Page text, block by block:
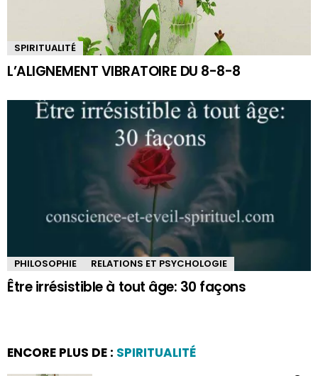
SPIRITUALITÉ
L’ALIGNEMENT VIBRATOIRE DU 8-8-8
PHILOSOPHIE RELATIONS ET PSYCHOLOGIE
Être irrésistible à tout âge: 30 façons
ENCORE PLUS DE : SPIRITUALITÉ